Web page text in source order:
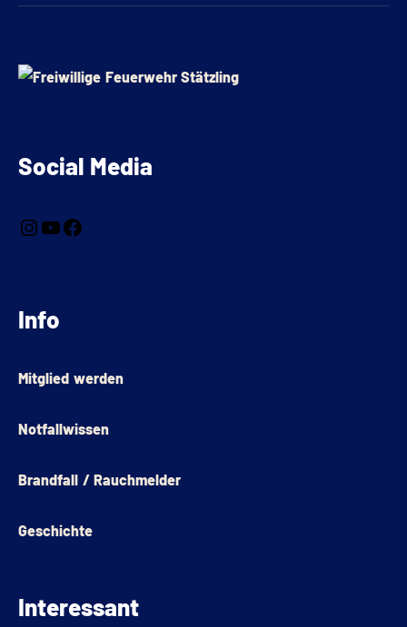
Social Media
Info
Mitglied werden
Notfallwissen
Brandfall / Rauchmelder
Geschichte
Interessant